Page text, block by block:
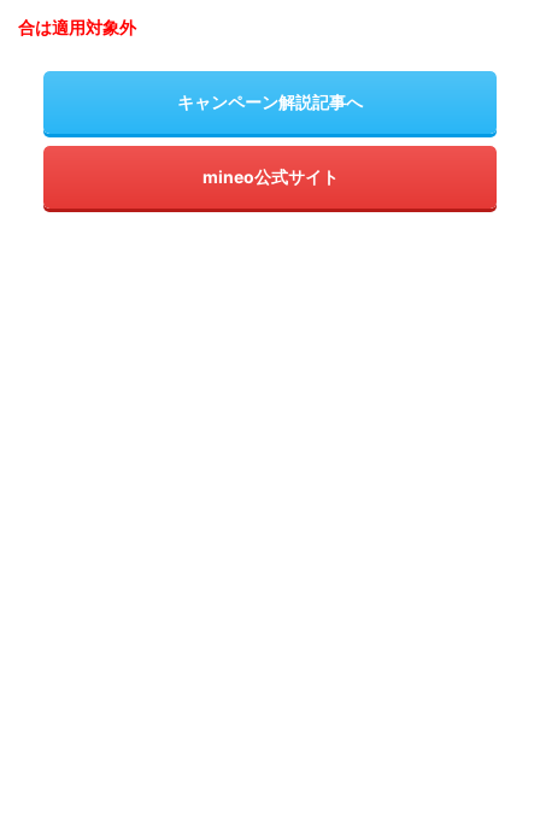
合は適用対象外
キャンペーン解説記事へ
mineo公式サイト